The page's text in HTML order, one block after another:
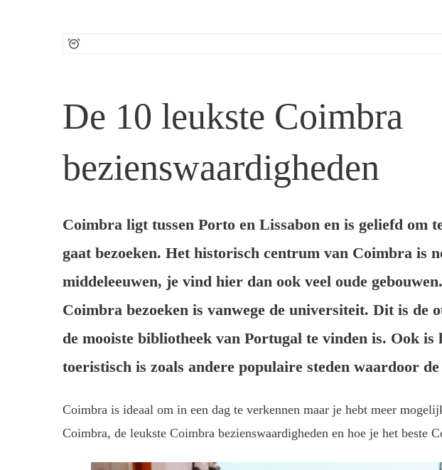
De 10 leukste Coimbra
bezienswaardigheden
Coimbra ligt tussen Porto en Lissabon en is geliefd om
gaat bezoeken. Het historisch centrum van Coimbra is
middeleeuwen, je vind hier dan ook veel oude
Coimbra bezoeken is vanwege de universiteit. Dit is de
de mooiste bibliotheek van Portugal te vinden is. Ook
toeristisch is zoals andere populaire steden waardoor
Coimbra is ideaal om in een dag te verkennen maar je hebt meer
Coimbra, de leukste Coimbra bezienswaardigheden en hoe je het beste